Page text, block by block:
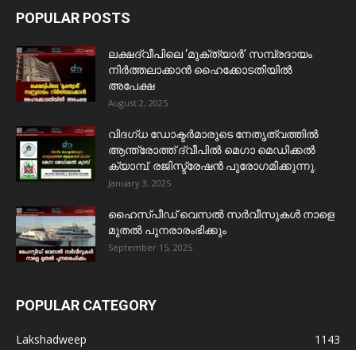
POPULAR POSTS
ലക്ഷദ്വീപിലെ ‘മുക്ത്യാർ’ സമ്പ്രദായം
നിർത്തലാക്കാൻ ഹൈക്കോടതിയിൽ
അപേക്ഷ
August 2, 2025
വിദഗ്ധ ഡോക്ടർമാരുടെ നേതൃത്വത്തിൽ
ആന്ത്രോത്ത് ദ്വീപിൽ മെഗാ മെഡിക്കൽ
ക്യാമ്പ്. രജിസ്ട്രേഷൻ പുരോഗമിക്കുന്നു.
January 3, 2025
ഹൈസ്പീഡ് വെസൽ സർവീസുകൾ നാളെ
മുതൽ പുനരാരംഭിക്കും
September 15, 2025
POPULAR CATEGORY
Lakshadweep
1143